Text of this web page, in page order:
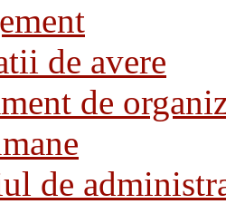
de avere
de
de